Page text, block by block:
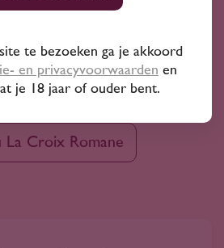
Cerrón
La Croix Romane
te bezoeken ga je akkoord
en privacyvoorwaarden en
je 18 jaar of ouder bent.